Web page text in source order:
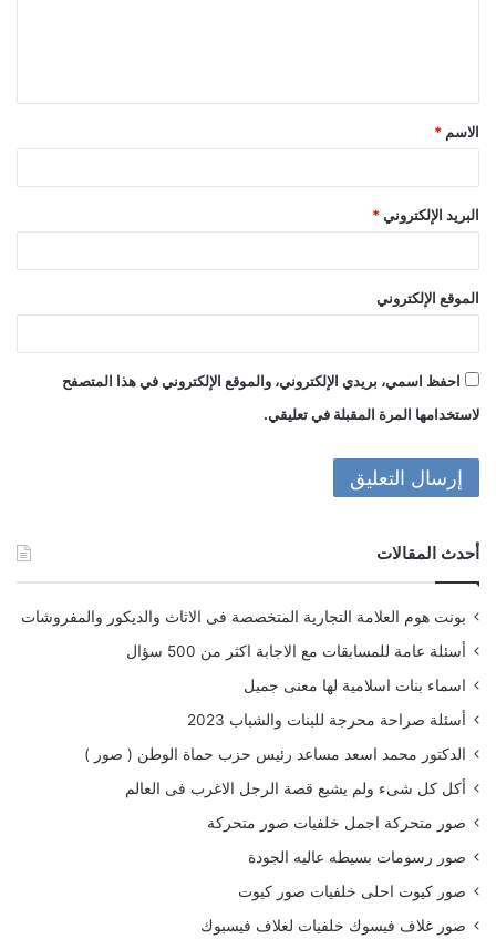
ق
*
الاسم *
البريد الإلكتروني *
الموقع الإلكتروني
احفظ اسمي، بريدي الإلكتروني، والموقع الإلكتروني في هذا المتصفح
لاستخدامها المرة المقبلة في تعليقي.
أحدث المقالات
بونت هوم العلامة التجارية المتخصصة فى الاثاث والديكور والمفروشات
أسئلة عامة للمسابقات مع الاجابة اكثر من 500 سؤال
اسماء بنات اسلامية لها معنى جميل
أسئلة صراحة محرجة للبنات والشباب 2023
الدكتور محمد اسعد مساعد رئيس حزب حماة الوطن ( صور )
أكل كل شىء ولم يشبع قصة الرجل الاغرب فى العالم
صور متحركة اجمل خلفيات صور متحركة
صور رسومات بسيطه عاليه الجودة
صور كيوت احلى خلفيات صور كيوت
صور غلاف فيسوك خلفيات لغلاف فيسبوك